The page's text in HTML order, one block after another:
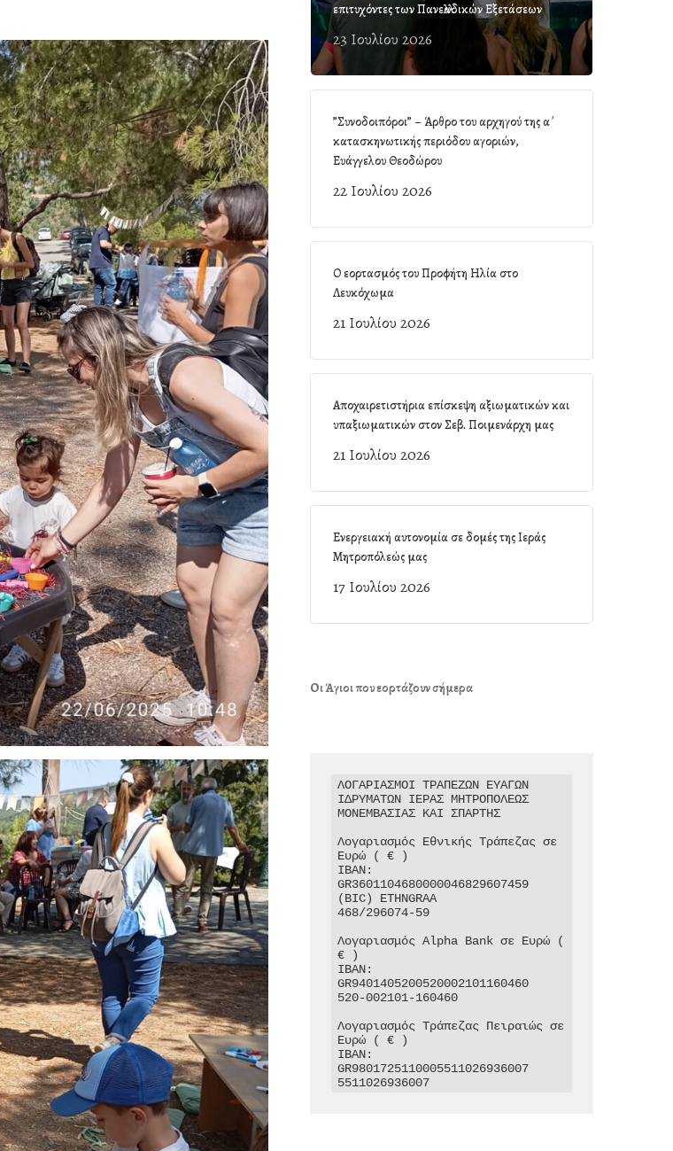
επιτυχόντες των Πανελλαδικών Εξετάσεων
23 Ιουλίου 2026
”Συνοδοιπόροι” – Άρθρο του αρχηγού της α΄
κατασκηνωτικής περιόδου αγοριών,
Ευάγγελου Θεοδώρου
22 Ιουλίου 2026
Ο εορτασμός του Προφήτη Ηλία στο
Λευκόχωμα
21 Ιουλίου 2026
Αποχαιρετιστήρια επίσκεψη αξιωματικών και
υπαξιωματικών στον Σεβ. Ποιμενάρχη μας
21 Ιουλίου 2026
Ενεργειακή αυτονομία σε δομές της Ιεράς
Μητροπόλεώς μας
17 Ιουλίου 2026
Οι Άγιοι που εορτάζουν σήμερα
ΛΟΓΑΡΙΑΣΜΟΙ ΤΡΑΠΕΖΩΝ ΕΥΑΓΩΝ
ΙΔΡΥΜΑΤΩΝ ΙΕΡΑΣ ΜΗΤΡΟΠΟΛΕΩΣ
ΜΟΝΕΜΒΑΣΙΑΣ ΚΑΙ ΣΠΑΡΤΗΣ
Λογαριασμός Εθνικής Τράπεζας σε
Ευρώ ( € )
IBAN:
GR3601104680000046829607459
(BIC) ETHNGRAA
468/296074-59
Λογαριασμός Alpha Bank σε Ευρώ (
€ )
IBAN:
GR9401405200520002101160460
520-002101-160460
Λογαριασμός Τράπεζας Πειραιώς σε
Ευρώ ( € )
IBAN:
GR9801725110005511026936007
5511026936007